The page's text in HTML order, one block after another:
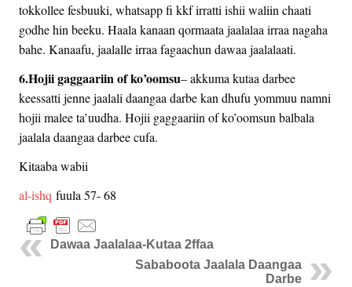
tokkollee fesbuuki, whatsapp fi kkf irratti ishii waliin chaati
godhe hin beeku. Haala kanaan qormaata jaalalaa irraa nagaha
bahe. Kanaafu, jaalalle irraa fagaachun dawaa jaalalaati.
6.Hojii gaggaariin of ko’oomsu– akkuma kutaa darbee
keessatti jenne jaalali daangaa darbe kan dhufu yommuu namni
hojii malee ta’uudha. Hojii gaggaariin of ko’oomsun balbala
jaalala daangaa darbee cufa.
Kitaaba wabii
al-ishq fuula 57- 68
Dawaa Jaalalaa-Kutaa 2ffaa
Sababoota Jaalala Daangaa
Darbe